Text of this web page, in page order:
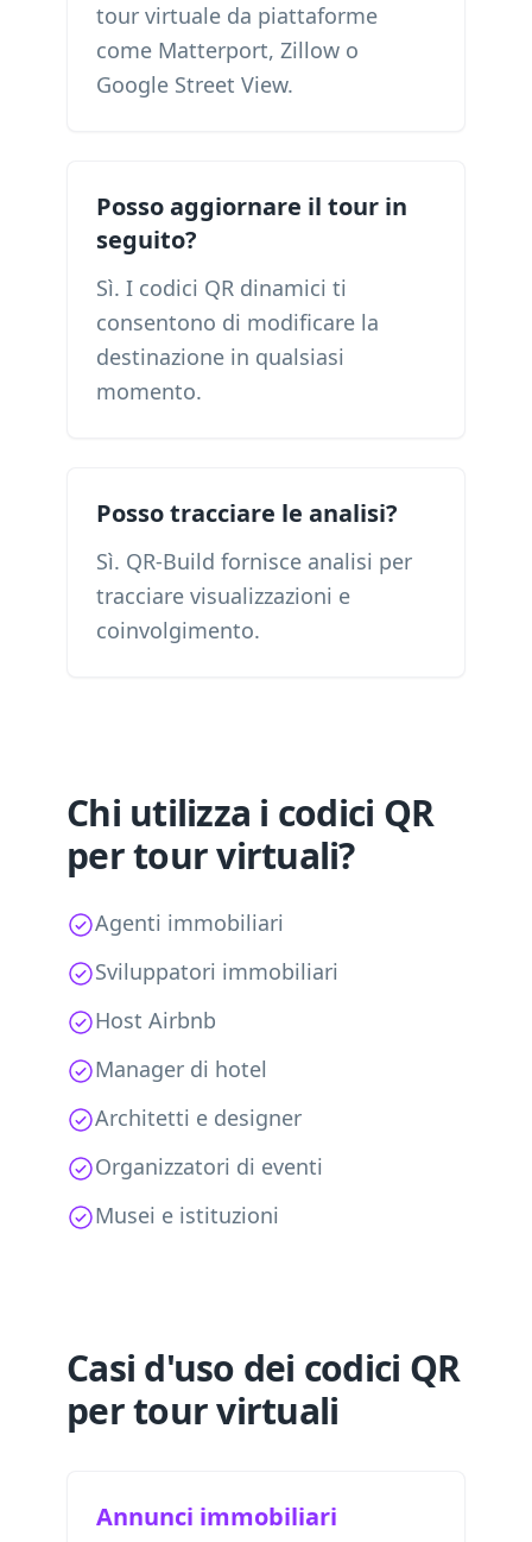
tour virtuale da piattaforme
come Matterport, Zillow o
Google Street View.
Posso aggiornare il tour in
seguito?
Sì. I codici QR dinamici ti
consentono di modificare la
destinazione in qualsiasi
momento.
Posso tracciare le analisi?
Sì. QR-Build fornisce analisi per
tracciare visualizzazioni e
coinvolgimento.
Chi utilizza i codici QR
per tour virtuali?
Agenti immobiliari
Sviluppatori immobiliari
Host Airbnb
Manager di hotel
Architetti e designer
Organizzatori di eventi
Musei e istituzioni
Casi d'uso dei codici QR
per tour virtuali
Annunci immobiliari